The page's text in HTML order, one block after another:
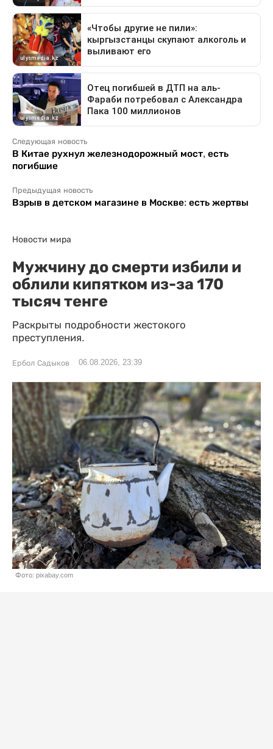
Следующая новость
В Китае рухнул железнодорожный мост, есть
погибшие
Предыдущая новость
Взрыв в детском магазине в Москве: есть жертвы
Новости мира
Мужчину до смерти избили и
облили кипятком из-за 170
тысяч тенге
Раскрыты подробности жестокого
преступления.
Ербол Садыков 06.08.2026, 23:39
Фото: pixabay.com